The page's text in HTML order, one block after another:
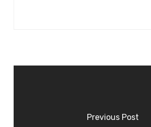
Previous Post